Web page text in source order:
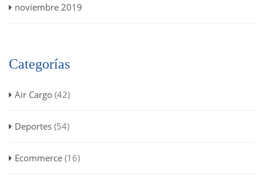
noviembre 2019
Categorías
Air Cargo (42)
Deportes (54)
Ecommerce (16)